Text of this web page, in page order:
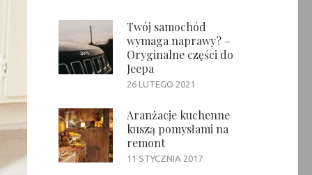
Twój samochód
wymaga naprawy? –
Oryginalne części do
Jeepa
26 LUTEGO 2021
Aranżacje kuchenne
kuszą pomysłami na
remont
11 STYCZNIA 2017